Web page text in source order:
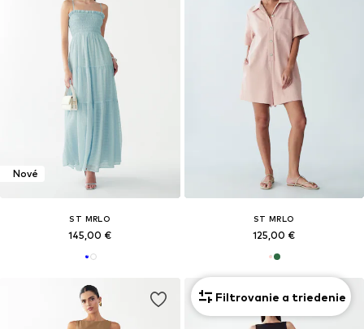
Nové
ST MRLO
145,00 €
ST MRLO
125,00 €
Filtrovanie a triedenie